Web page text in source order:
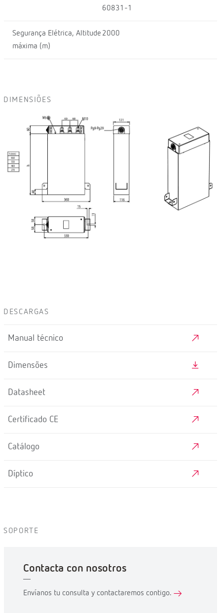
60831-1
Segurança Elétrica, Altitude
máxima (m)
2000
DIMENSIÕES
DESCARGAS
Manual técnico
Dimensões
Datasheet
Certificado CE
Catálogo
Díptico
SOPORTE
Contacta con nosotros
Envíanos tu consulta y contactaremos contigo.